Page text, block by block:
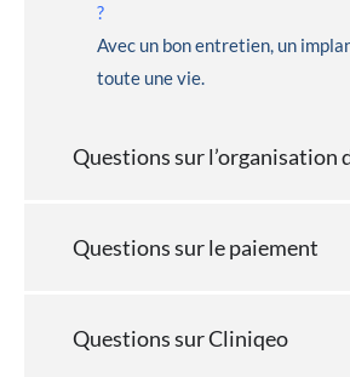
?
Avec un bon entretien, un
toute une vie.
Questions sur l’organisation
Questions sur le paiement
Questions sur Cliniqeo